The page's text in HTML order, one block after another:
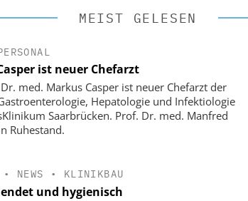
MEIST GELESEN
ist neuer Chefarzt
med. Markus Casper ist neuer Chefarzt der
Hepatologie und Infektiologie
Saarbrücken. Prof. Dr. med. Manfred
Ruhestand.
• NEWS • KLINIKBAU
und hygienisch